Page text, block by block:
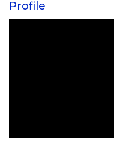
Profile